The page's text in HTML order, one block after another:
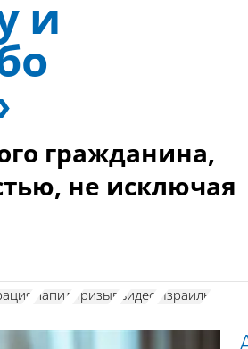
и
гражданина,
не исключая
Лапид призыв видео Израиль